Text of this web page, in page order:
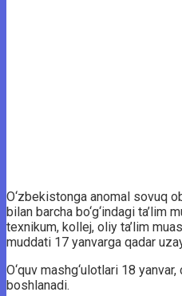
O‘zbekistonga anomal sovuq
bilan barcha bo‘g‘indagi ta’lim
texnikum, kollej, oliy ta’lim
muddati 17 yanvarga qadar
O‘quv mashg‘ulotlari 18
boshlanadi.